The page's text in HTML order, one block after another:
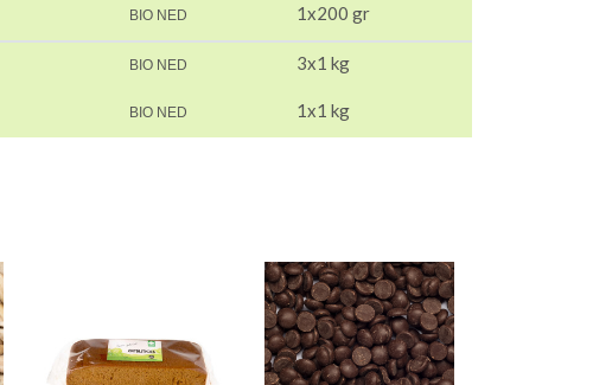
BIO NED 1x200 gr
BIO NED 3x1 kg
BIO NED 1x1 kg